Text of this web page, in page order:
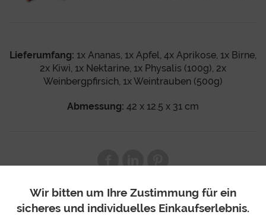
Lieferumfang: 1x Ananas, 1x Apfel, 4x Aprikose, 1x Birne,
2x Kiwi, 1x Nektarine, 1x Physalis (100g), 2x
Weinbergpfirsich, 1x Weintrauben (500g)
Abmessung: 42 x 12.5 x 31 cm
Wir bitten um Ihre Zustimmung für ein
sicheres und individuelles Einkaufserlebnis.